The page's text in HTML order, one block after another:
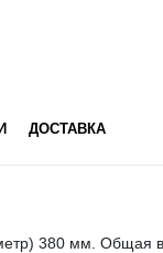
ДОСТАВКА
380 мм. Общая